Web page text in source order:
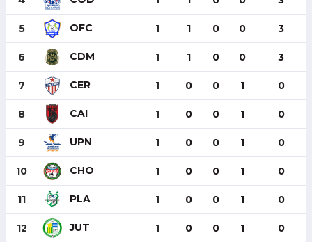
5 OFC 1 1 0 0 3
6 CDM 1 1 0 0 3
7 CER 1 0 0 1 0
8 CAI 1 0 0 1 0
9 UPN 1 0 0 1 0
10 CHO 1 0 0 1 0
11 PLA 1 0 0 1 0
12 JUT 1 0 0 1 0